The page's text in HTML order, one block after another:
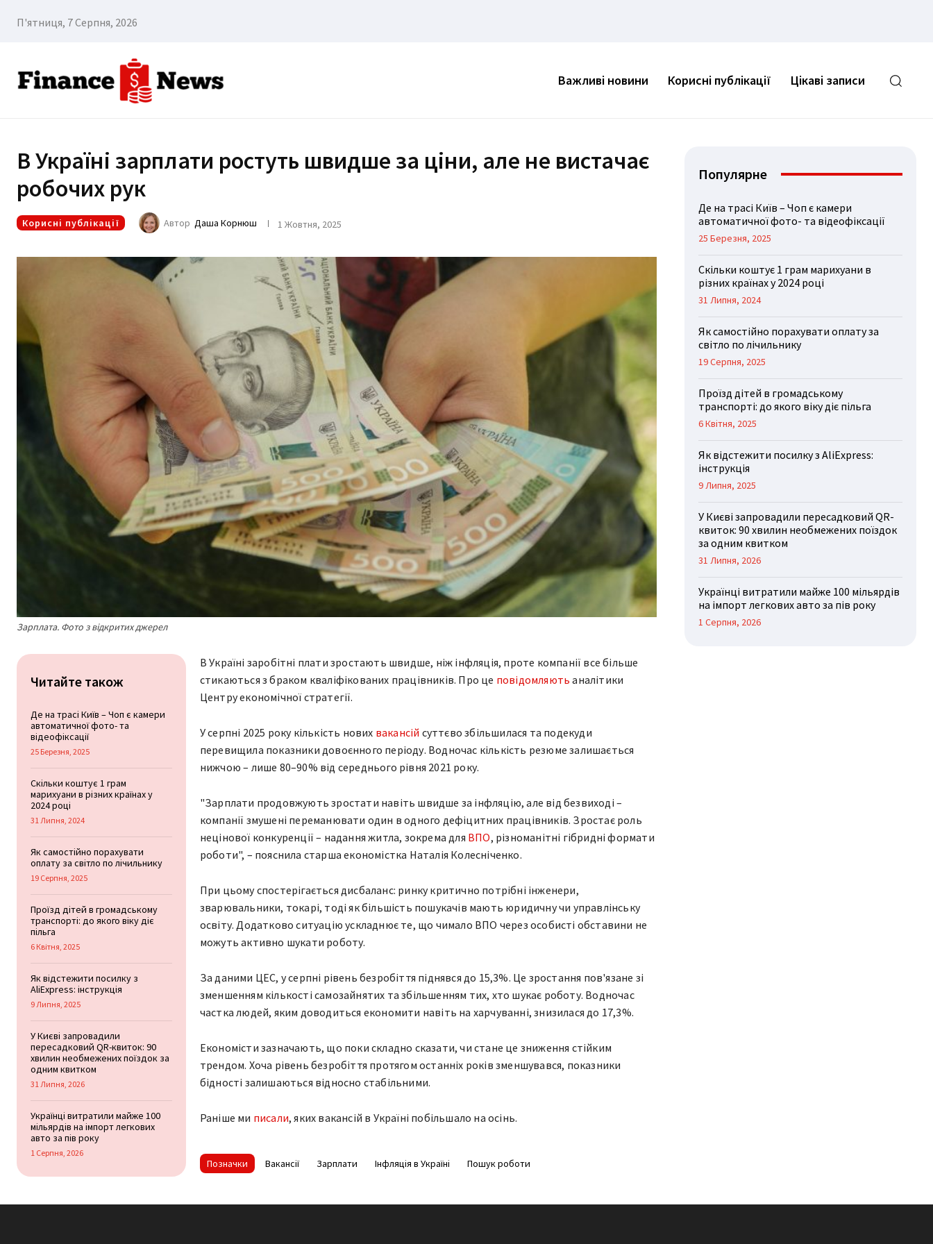
П'ятниця, 7 Серпня, 2026
Важливі новини Корисні публікації Цікаві записи
В Україні зарплати ростуть швидше за ціни, але не вистачає
робочих рук
Корисні публікації Автор Даша Корнюш 1 Жовтня, 2025
Зарплата. Фото з відкритих джерел
Читайте також
Де на трасі Київ – Чоп є камери
автоматичної фото- та
відеофіксації
25 Березня, 2025
Скільки коштує 1 грам
марихуани в різних країнах у
2024 році
31 Липня, 2024
Як самостійно порахувати
оплату за світло по лічильнику
19 Серпня, 2025
Проїзд дітей в громадському
транспорті: до якого віку діє
пільга
6 Квітня, 2025
Як відстежити посилку з
AliExpress: інструкція
9 Липня, 2025
У Києві запровадили
пересадковий QR-квиток: 90
хвилин необмежених поїздок за
одним квитком
31 Липня, 2026
Українці витратили майже 100
мільярдів на імпорт легкових
авто за пів року
1 Серпня, 2026
В Україні заробітні плати зростають швидше, ніж інфляція, проте компанії все більше
стикаються з браком кваліфікованих працівників. Про це повідомляють аналітики
Центру економічної стратегії.
У серпні 2025 року кількість нових вакансій суттєво збільшилася та подекуди
перевищила показники довоєнного періоду. Водночас кількість резюме залишається
нижчою – лише 80–90% від середнього рівня 2021 року.
"Зарплати продовжують зростати навіть швидше за інфляцію, але від безвиході –
компанії змушені переманювати один в одного дефіцитних працівників. Зростає роль
нецінової конкуренції – надання житла, зокрема для ВПО, різноманітні гібридні формати
роботи", – пояснила старша економістка Наталія Колесніченко.
При цьому спостерігається дисбаланс: ринку критично потрібні інженери,
зварювальники, токарі, тоді як більшість пошукачів мають юридичну чи управлінську
освіту. Додатково ситуацію ускладнює те, що чимало ВПО через особисті обставини не
можуть активно шукати роботу.
За даними ЦЕС, у серпні рівень безробіття піднявся до 15,3%. Це зростання пов'язане зі
зменшенням кількості самозайнятих та збільшенням тих, хто шукає роботу. Водночас
частка людей, яким доводиться економити навіть на харчуванні, знизилася до 17,3%.
Економісти зазначають, що поки складно сказати, чи стане це зниження стійким
трендом. Хоча рівень безробіття протягом останніх років зменшувався, показники
бідності залишаються відносно стабільними.
Раніше ми писали, яких вакансій в Україні побільшало на осінь.
Позначки Вакансії Зарплати Інфляція в Україні Пошук роботи
Популярне
Де на трасі Київ – Чоп є камери
автоматичної фото- та відеофіксації
25 Березня, 2025
Скільки коштує 1 грам марихуани в
різних країнах у 2024 році
31 Липня, 2024
Як самостійно порахувати оплату за
світло по лічильнику
19 Серпня, 2025
Проїзд дітей в громадському
транспорті: до якого віку діє пільга
6 Квітня, 2025
Як відстежити посилку з AliExpress:
інструкція
9 Липня, 2025
У Києві запровадили пересадковий QR-
квиток: 90 хвилин необмежених поїздок
за одним квитком
31 Липня, 2026
Українці витратили майже 100 мільярдів
на імпорт легкових авто за пів року
1 Серпня, 2026